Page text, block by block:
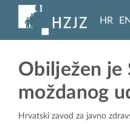
HR
Obilježen je
moždanog
Hrvatski zavod za javno